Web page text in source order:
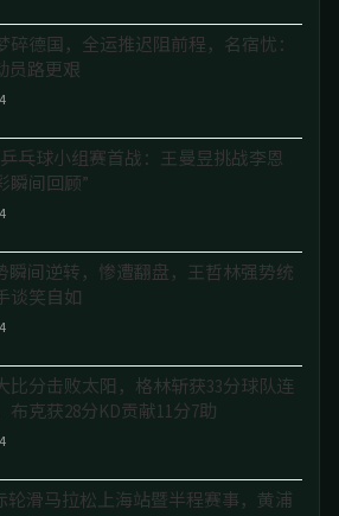
碎德国，全运推迟阻前程，名宿忧：
员路更艰
乓球小组赛首战：王曼昱挑战李恩
瞬间回顾”
瞬间逆转，惨遭翻盘，王哲林强势统
谈笑自如
比分击败太阳，格林斩获33分球队连
布克获28分KD贡献11分7助
轮滑马拉松上海站暨半程赛事，黄浦